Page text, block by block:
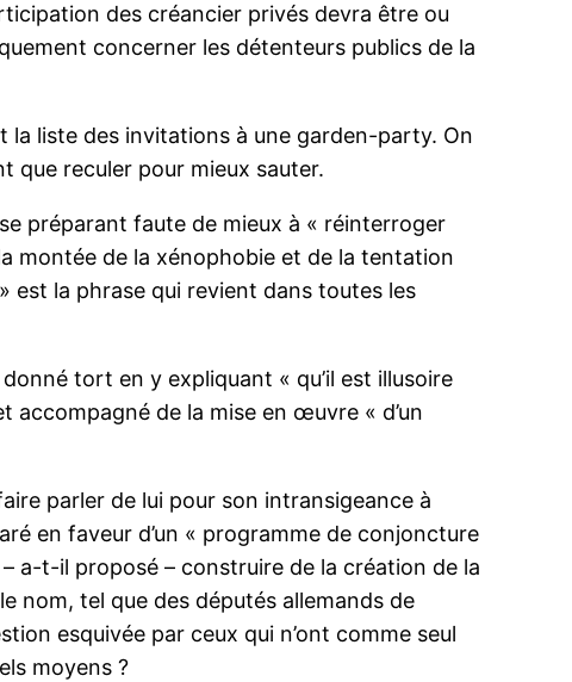
des créancier privés devra être ou
concerner les détenteurs publics de la
la liste des invitations à une garden-party. On
que reculer pour mieux sauter.
préparant faute de mieux à « réinterroger
montée de la xénophobie et de la tentation
est la phrase qui revient dans toutes les
tort en y expliquant « qu’il est illusoire
accompagné de la mise en œuvre « d’un
parler de lui pour son intransigeance à
en faveur d’un « programme de conjoncture
a-t-il proposé – construire de la création de la
nom, tel que des députés allemands de
esquivée par ceux qui n’ont comme seul
moyens ?